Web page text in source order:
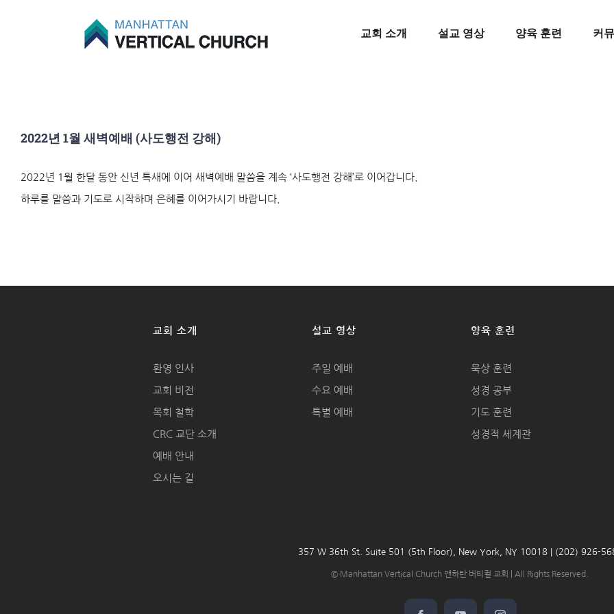
교회 소개 설교 영상 양육 훈련 커
2022년 1월 새벽예배 (사도행전 강해)
2022년 1월 한달 동안 신년 특새에 이어 새벽예배 말씀을 계속 ‘사도행전 강해’로 이어갑니다.
하루를 말씀과 기도로 시작하며 은혜를 이어가시기 바랍니다.
교회 소개
환영 인사
교회 비전
목회 철학
CRC 교단 소개
예배 안내
오시는 길
설교 영상
주일 예배
수요 예배
특별 예배
양육 훈련
묵상 훈련
성경 공부
기도 훈련
성경적 세계관
357 W 36th St. Suite 501 (5th Floor), New York, NY 10018 | (202) 926-
© Manhattan Vertical Church 맨하탄 버티컬 교회 | All Rights Reserved.